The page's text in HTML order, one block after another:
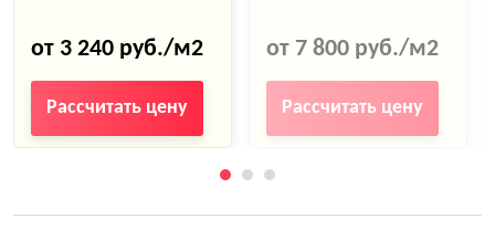
от 3 240 руб./м2
Рассчитать цену
от 7 800 руб./м2
Рассчитать цену